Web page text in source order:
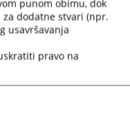
vijesti
punom obimu, dok
dodatne stvari (npr.
usavršavanja
pravo na